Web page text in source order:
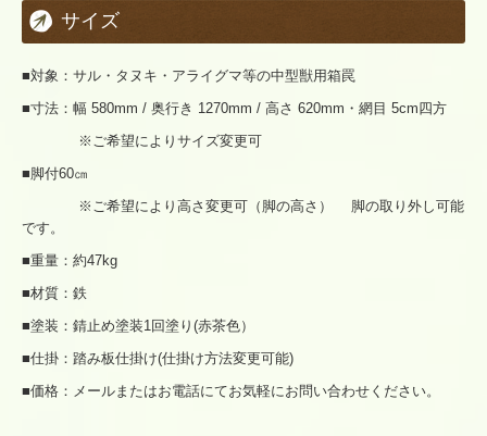
サイズ
■対象：サル・タヌキ・アライグマ等の中型獣用箱罠
■寸法：幅 580mm / 奥行き 1270mm / 高さ 620mm・網目 5cm四方
※ご希望によりサイズ変更可
■脚付60㎝
※ご希望により高さ変更可（脚の高さ） 脚の取り外し可能
です。
■重量：約47kg
■材質：鉄
■塗装：錆止め塗装1回塗り(赤茶色）
■仕掛：踏み板仕掛け(仕掛け方法変更可能)
■価格：メールまたはお電話にてお気軽にお問い合わせください。